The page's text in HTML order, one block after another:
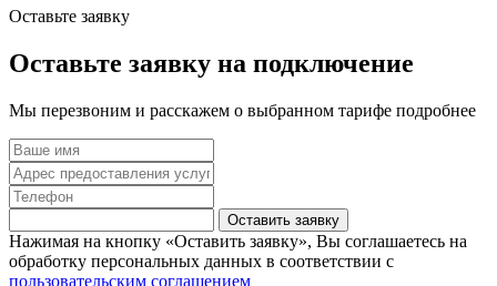
Оставьте заявку
Оставьте заявку на подключение
Мы перезвоним и расскажем о выбранном тарифе подробнее
Оставить заявку
Нажимая на кнопку «Оставить заявку», Вы соглашаетесь на
обработку персональных данных в соответствии с
пользовательским соглашением